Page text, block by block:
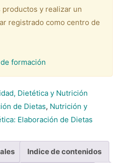
y realizar un
registrado como centro de
formación
Dietética y Nutrición
de Dietas, Nutrición y
Elaboración de Dietas
Indice de contenidos